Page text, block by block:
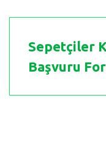
Sepetçiler
Başvuru